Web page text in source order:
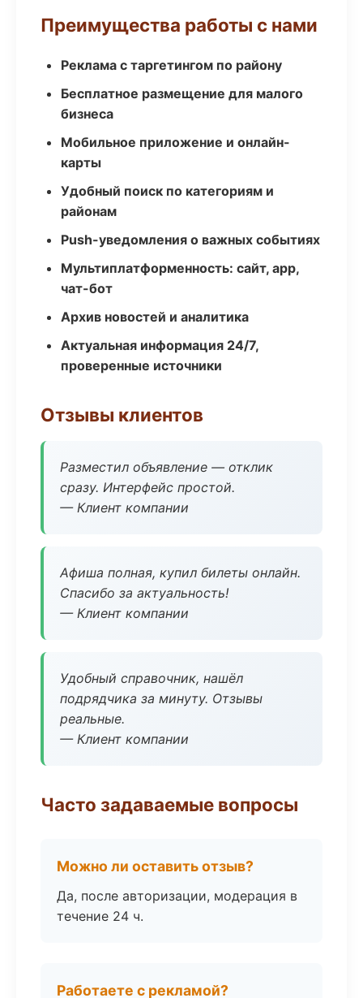
Преимущества работы с нами
Реклама с таргетингом по району
Бесплатное размещение для малого
бизнеса
Мобильное приложение и онлайн-
карты
Удобный поиск по категориям и
районам
Push-уведомления о важных событиях
Мультиплатформенность: сайт, app,
чат-бот
Архив новостей и аналитика
Актуальная информация 24/7,
проверенные источники
Отзывы клиентов
Разместил объявление — отклик
сразу. Интерфейс простой.
— Клиент компании
Афиша полная, купил билеты онлайн.
Спасибо за актуальность!
— Клиент компании
Удобный справочник, нашёл
подрядчика за минуту. Отзывы
реальные.
— Клиент компании
Часто задаваемые вопросы
Можно ли оставить отзыв?
Да, после авторизации, модерация в
течение 24 ч.
Работаете с рекламой?